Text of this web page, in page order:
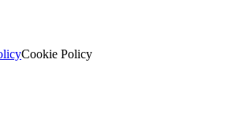
Cookie Policy